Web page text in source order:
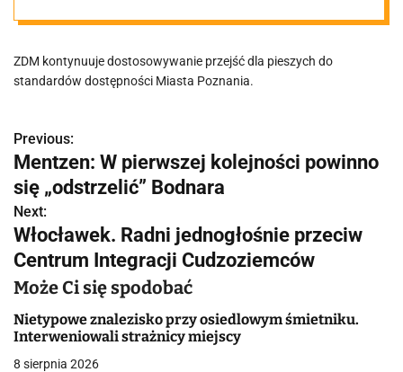
to nie nowość w
Poznaniu"
ZDM kontynuuje dostosowywanie przejść dla pieszych do
standardów dostępności Miasta Poznania.
N
a
w
i
g
a
c
Previous:
Mentzen: W pierwszej kolejności powinno
się „odstrzelić” Bodnara
Next:
Włocławek. Radni jednogłośnie przeciw
Centrum Integracji Cudzoziemców
Może Ci się spodobać
Nietypowe znalezisko przy osiedlowym śmietniku.
Interweniowali strażnicy miejscy
8 sierpnia 2026